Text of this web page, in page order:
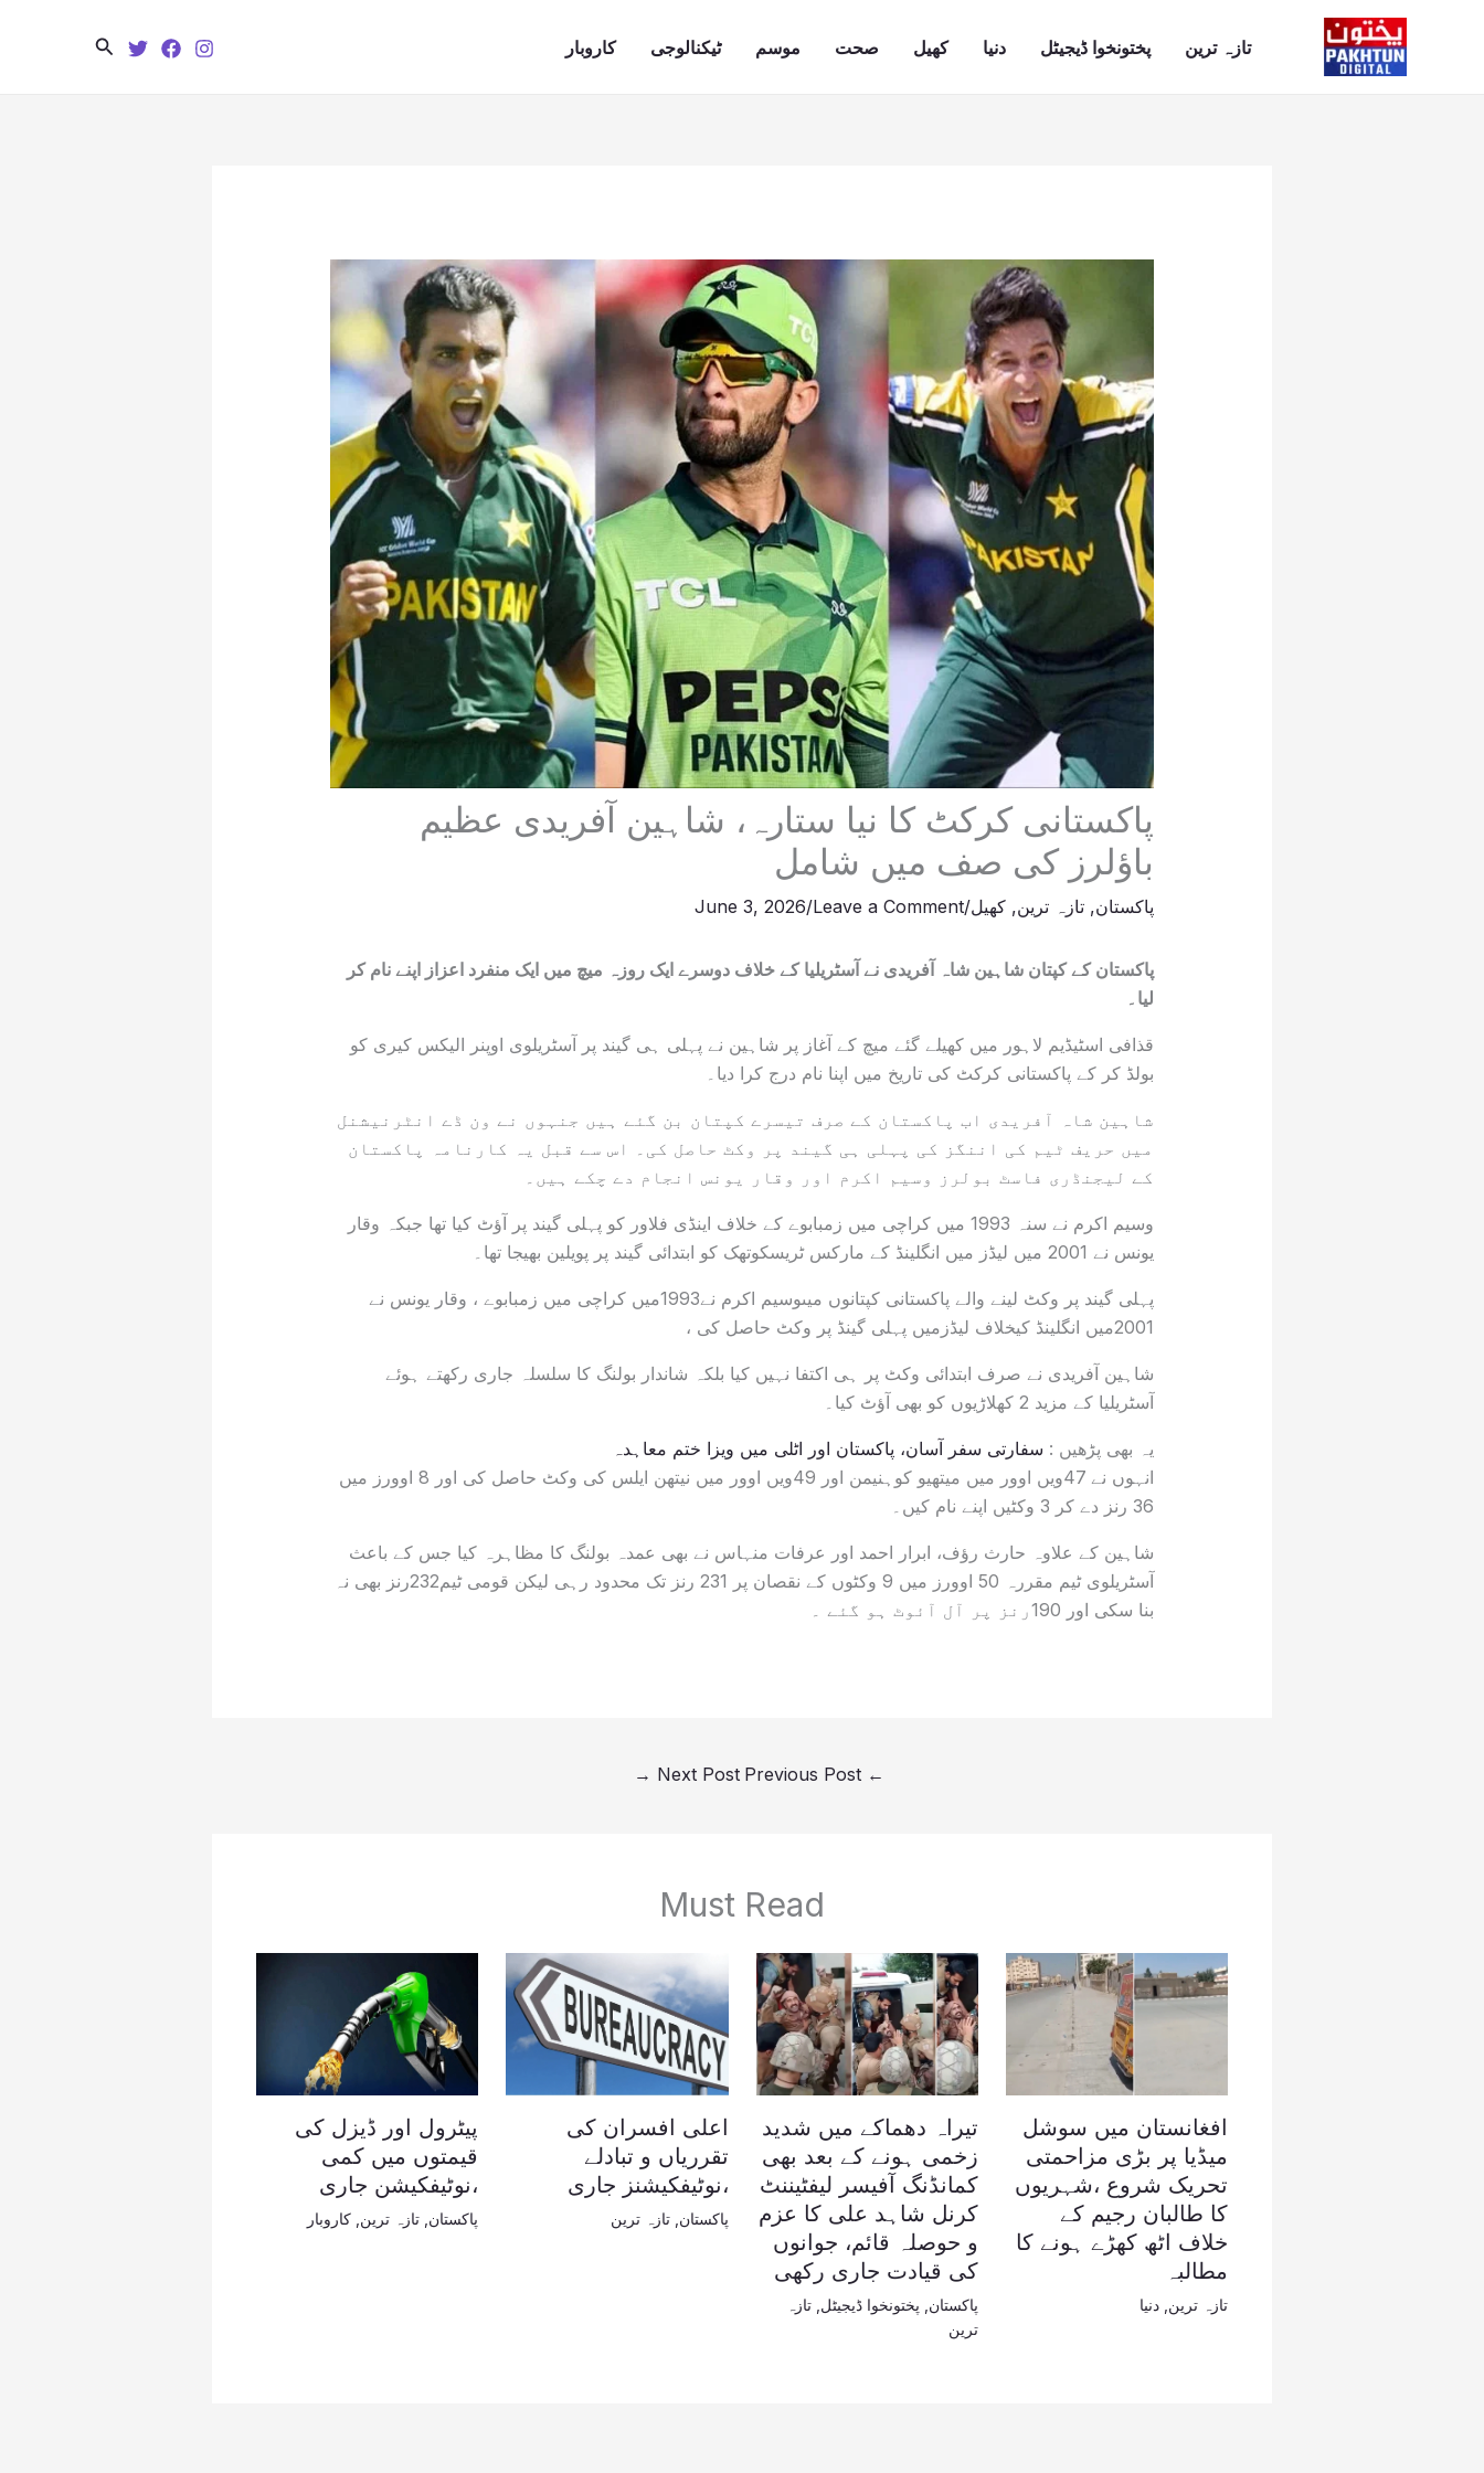
تازہ ترین پختونخوا ڈیجیٹل دنیا کھیل صحت موسم ٹیکنالوجی کاروبار Search
پاکستانی کرکٹ کا نیا ستارہ، شاہین آفریدی عظیم
باؤلرز کی صف میں شامل
پاکستان, تازہ ترین, کھیل/
Leave a Comment
/
June 3, 2026
پاکستان کے کپتان شاہین شاہ آفریدی نے آسٹریلیا کے خلاف دوسرے ایک روزہ میچ میں ایک منفرد اعزاز اپنے نام کر
لیا۔
قذافی اسٹیڈیم لاہور میں کھیلے گئے میچ کے آغاز پر شاہین نے پہلی ہی گیند پر آسٹریلوی اوپنر الیکس کیری کو
بولڈ کر کے پاکستانی کرکٹ کی تاریخ میں اپنا نام درج کرا دیا۔
شاہین شاہ آفریدی اب پاکستان کے صرف تیسرے کپتان بن گئے ہیں جنہوں نے ون ڈے انٹرنیشنل
میں حریف ٹیم کی اننگز کی پہلی ہی گیند پر وکٹ حاصل کی۔ اس سے قبل یہ کارنامہ پاکستان
کے لیجنڈری فاسٹ بولرز وسیم اکرم اور وقار یونس انجام دے چکے ہیں۔
وسیم اکرم نے سنہ 1993 میں کراچی میں زمبابوے کے خلاف اینڈی فلاور کو پہلی گیند پر آؤٹ کیا تھا جبکہ وقار
یونس نے 2001 میں لیڈز میں انگلینڈ کے مارکس ٹریسکوتھک کو ابتدائی گیند پر پویلین بھیجا تھا۔
پہلی گیند پر وکٹ لینے والے پاکستانی کپتانوں میںوسیم اکرم نے1993میں کراچی میں زمبابوے ، وقار یونس نے
2001میں انگلینڈ کیخلاف لیڈزمیں پہلی گینڈ پر وکٹ حاصل کی ،
شاہین آفریدی نے صرف ابتدائی وکٹ پر ہی اکتفا نہیں کیا بلکہ شاندار بولنگ کا سلسلہ جاری رکھتے ہوئے
آسٹریلیا کے مزید 2 کھلاڑیوں کو بھی آؤٹ کیا۔
یہ بھی پڑھیں : سفارتی سفر آسان، پاکستان اور اٹلی میں ویزا ختم معاہدہ
انہوں نے 47ویں اوور میں میتھیو کوہنیمن اور 49ویں اوور میں نیتھن ایلس کی وکٹ حاصل کی اور 8 اوورز میں
36 رنز دے کر 3 وکٹیں اپنے نام کیں۔
شاہین کے علاوہ حارث رؤف، ابرار احمد اور عرفات منہاس نے بھی عمدہ بولنگ کا مظاہرہ کیا جس کے باعث
آسٹریلوی ٹیم مقررہ 50 اوورز میں 9 وکٹوں کے نقصان پر 231 رنز تک محدود رہی لیکن قومی ٹیم232رنز بھی نہ
بنا سکی اور 190رنز پر آل آئوٹ ہو گئے ۔
←
Next Post
→
Must Read
افغانستان میں سوشل
میڈیا پر بڑی مزاحمتی
تحریک شروع ،شہریوں
کا طالبان رجیم کے
خلاف اٹھ کھڑے ہونے کا
مطالبہ
تازہ ترین دنیا
تیراہ دھماکے میں شدید
زخمی ہونے کے بعد بھی
کمانڈنگ آفیسر لیفٹیننٹ
کرنل شاہد علی کا عزم
و حوصلہ قائم، جوانوں
کی قیادت جاری رکھی
پاکستان پختونخوا ڈیجیٹل ,تازہ
ترین
اعلی افسران کی
تقرریاں و تبادلے
،نوٹیفکیشنز جاری
پاکستان ,تازہ ترین
پیٹرول اور ڈیزل کی
قیمتوں میں کمی
،نوٹیفکیشن جاری
پاکستان تازہ ترین کاروبار